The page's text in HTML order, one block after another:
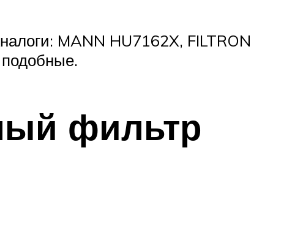
MANN HU7162X, FILTRON
фильтр